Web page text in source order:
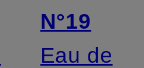
N°19
Eau de